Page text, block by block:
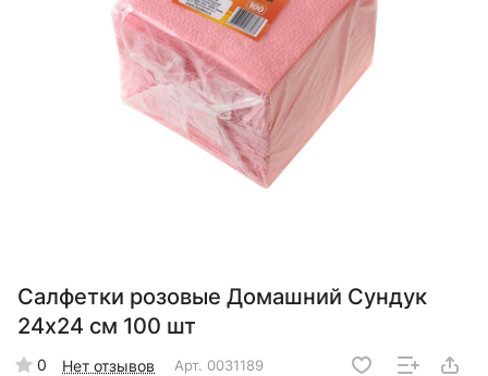
Салфетки розовые Домашний Сундук
24x24 см 100 шт
0 Нет отзывов Арт. 0031189